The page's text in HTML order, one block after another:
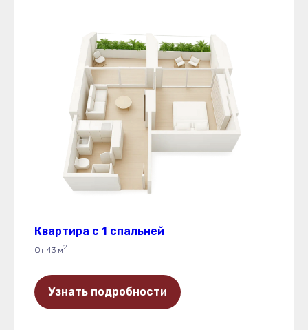
Квартира с 1 спальней
От 43 м2
Узнать подробности